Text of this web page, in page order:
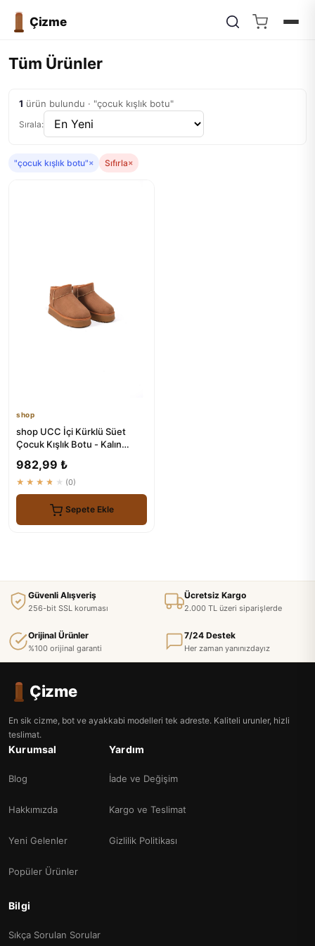
Çizme
Tüm Ürünler
1 ürün bulundu · "çocuk kışlık botu"
Sırala:
"çocuk kışlık botu"× Sıfırla×
shop
shop UCC İçi Kürklü Süet
Çocuk Kışlık Botu - Kalın
982,99 ₺
★★★★★ (0)
Sepete Ekle
Güvenli Alışveriş
256-bit SSL koruması
Ücretsiz Kargo
2.000 TL üzeri siparişlerde
Orijinal Ürünler
%100 orijinal garanti
7/24 Destek
Her zaman yanınızdayız
Çizme
En sik cizme, bot ve ayakkabi modelleri tek adreste. Kaliteli urunler, hizli
teslimat.
Kurumsal
Blog
Hakkımızda
Yeni Gelenler
Popüler Ürünler
Yardım
İade ve Değişim
Kargo ve Teslimat
Gizlilik Politikası
Bilgi
Sıkça Sorulan Sorular